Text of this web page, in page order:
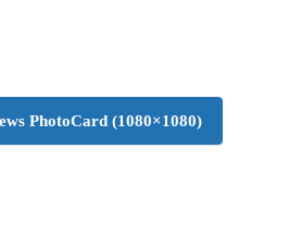
PhotoCard (1080×1080)